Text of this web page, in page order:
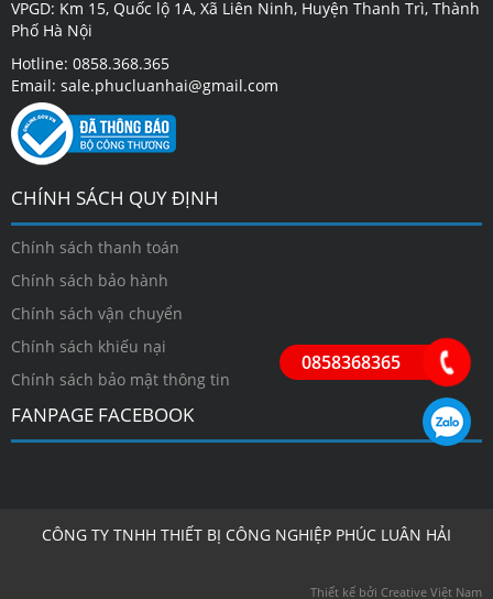
VPGD: Km 15, Quốc lộ 1A, Xã Liên Ninh, Huyện Thanh Trì, Thành
Phố Hà Nội
Hotline: 0858.368.365
Email: sale.phucluanhai@gmail.com
CHÍNH SÁCH QUY ĐỊNH
Chính sách thanh toán
Chính sách bảo hành
Chính sách vận chuyển
Chính sách khiếu nại
Chính sách bảo mật thông tin
FANPAGE FACEBOOK
CÔNG TY TNHH THIẾT BỊ CÔNG NGHIỆP PHÚC LUÂN HẢI
Thiết kế bởi Creative Việt Nam
0858368365